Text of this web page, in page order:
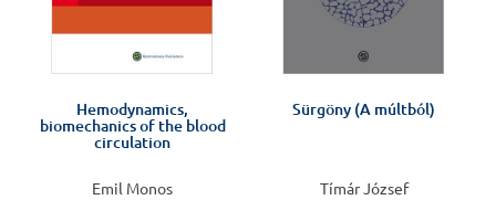
Hemodynamics,
biomechanics of the blood
circulation
Emil Monos
Sürgöny (A múltból)
Tímár József